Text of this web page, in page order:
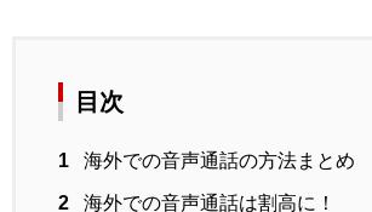
目次
1 海外での音声通話の方法まとめ
2 海外での音声通話は割高に！